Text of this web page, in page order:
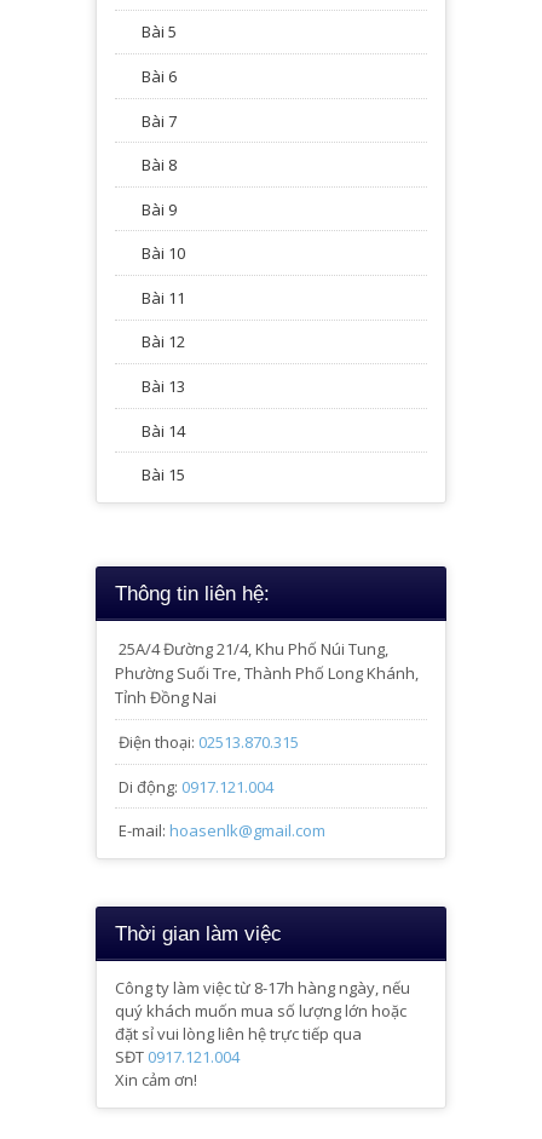
Bài 5
Bài 6
Bài 7
Bài 8
Bài 9
Bài 10
Bài 11
Bài 12
Bài 13
Bài 14
Bài 15
Thông tin liên hệ:
25A/4Đường 21/4, Khu Phố Núi Tung,
Phường Suối Tre, Thành Phố Long Khánh,
Tỉnh Đồng Nai
Điện thoại: 02513.870.315
Di động: 0917.121.004
E-mail: hoasenlk@gmail.com
Thời gian làm việc
Công ty làm việc từ 8-17h hàng ngày, nếu
quý khách muốn mua số lượng lớn hoặc
đặt sỉ vui lòng liên hệ trực tiếp qua
SĐT 0917.121.004
Xin cảm ơn!